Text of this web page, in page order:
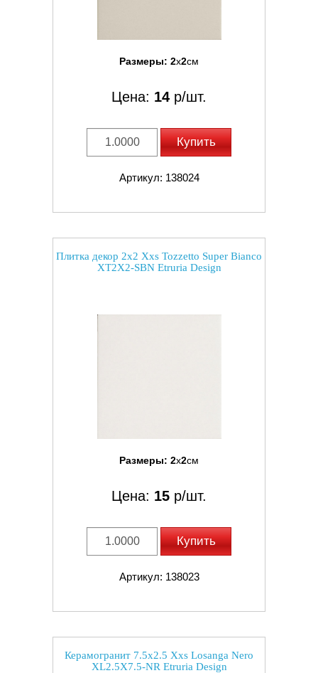
Размеры: 2x2см
Цена: 14 р/шт.
Купить
Артикул: 138024
Плитка декор 2x2 Xxs Tozzetto Super Bianco
XT2X2-SBN Etruria Design
Размеры: 2x2см
Цена: 15 р/шт.
Купить
Артикул: 138023
Керамогранит 7.5x2.5 Xxs Losanga Nero
XL2.5X7.5-NR Etruria Design